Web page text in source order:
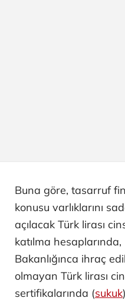
Buna göre, tasarruf
konusu varlıklarını
açılacak Türk lirası
katılma
Bakanlığınca ihraç
olmayan Türk lirası
sertifikalarında (sukuk